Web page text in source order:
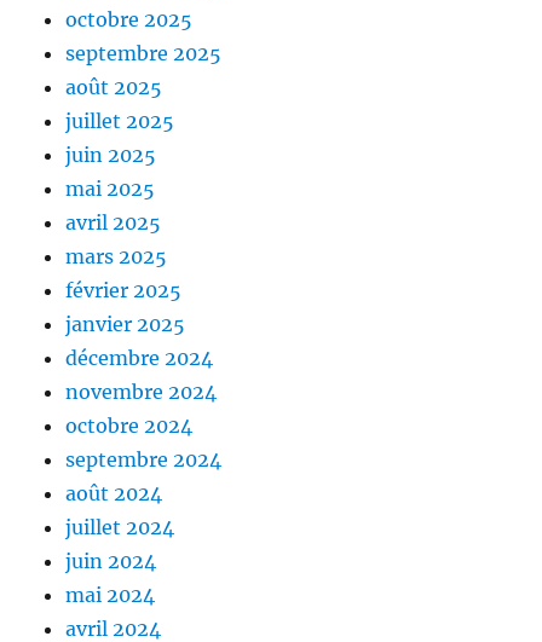
octobre 2025
septembre 2025
août 2025
juillet 2025
juin 2025
mai 2025
avril 2025
mars 2025
février 2025
janvier 2025
décembre 2024
novembre 2024
octobre 2024
septembre 2024
août 2024
juillet 2024
juin 2024
mai 2024
avril 2024